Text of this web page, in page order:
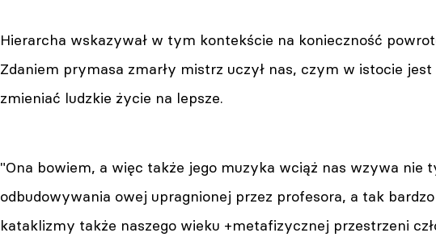
Hierarcha wskazywał w tym kontekście na konieczność
Zdaniem prymasa zmarły mistrz uczył nas, czym w istocie
zmieniać ludzkie życie na lepsze.
"Ona bowiem, a więc także jego muzyka wciąż nas wzywa nie
odbudowywania owej upragnionej przez profesora, a tak
kataklizmy także naszego wieku +metafizycznej przestrzeni